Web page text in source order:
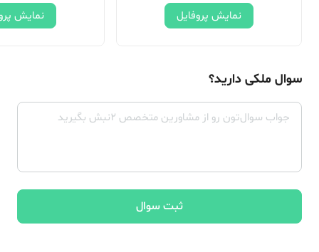
نمایش پروفایل نمایش
سوال ملکی دارید؟
ثبت سوال